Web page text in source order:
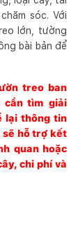
sóc. Với
lớn, tường
bài bản để
treo ban
cần tìm giải
lại thông tin
sẽ hỗ trợ kết
quan hoặc
chi phí và
nhà